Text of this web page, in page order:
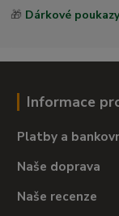
🎁 Dárkové
Informace
Platby a
Naše doprava
Naše recenze